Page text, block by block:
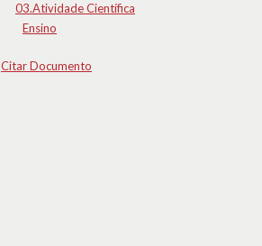
03.Atividade Científica
Ensino
Citar Documento